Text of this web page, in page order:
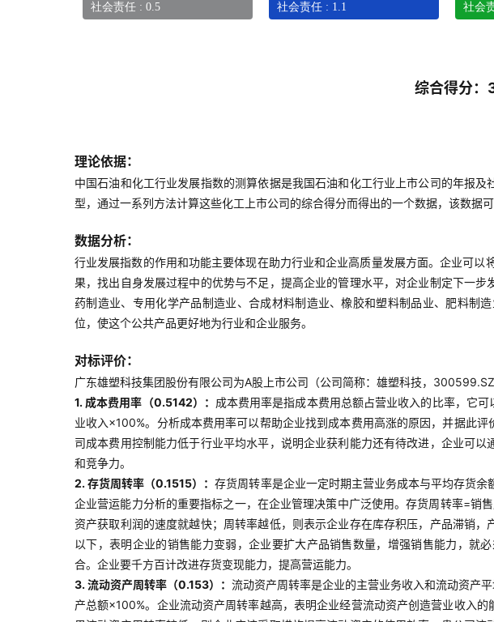
社会责任 : 0.5
社会责任 : 1.1
社会
综合得分
理论依据：
中国石油和化工行业发展指数的测算依据是我国石油和化工行业上市公司的年报
型，通过一系列方法计算这些化工上市公司的综合得分而得出的一个数据，该数据
数据分析：
行业发展指数的作用和功能主要体现在助力行业和企业高质量发展方面。企业可
果，找出自身发展过程中的优势与不足，提高企业的管理水平，对企业制定下一
药制造业、专用化学产品制造业、合成材料制造业、橡胶和塑料制品业、肥料制
位，使这个公共产品更好地为行业和企业服务。
对标评价：
广东雄塑科技集团股份有限公司为A股上市公司（公司简称：雄塑科技，
1. 成本费用率（0.5142）： 成本费用率是指成本费用总额占营业收入的比率，它
业收入×100%。分析成本费用率可以帮助企业找到成本费用高涨的原因，并据此
司成本费用控制能力低于行业平均水平，说明企业获利能力还有待改进，企业可
和竞争力。
2. 存货周转率（0.1515）：存货周转率是企业一定时期主营业务成本与平均存货
企业营运能力分析的重要指标之一，在企业管理决策中广泛使用。存货周转率=销
资产获取利润的速度就越快；周转率越低，则表示企业存在库存积压，产品滞销
以下，表明企业的销售能力变弱，企业要扩大产品销售数量，增强销售能力，就
合。企业要千方百计改进存货变现能力，提高营运能力。
3. 流动资产周转率（0.153）： 流动资产周转率是企业的主营业务收入和流动资产
产总额×100%。企业流动资产周转率越高，表明企业经营流动资产创造营业收入